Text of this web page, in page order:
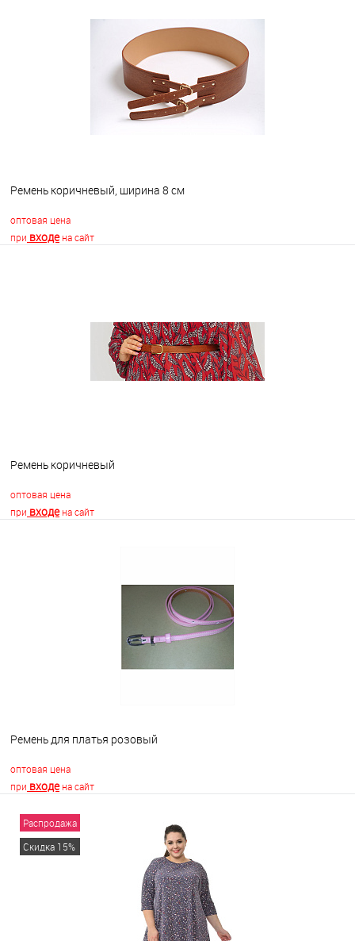
В наличии
Ремень коричневый, ширина 8 см
оптовая цена
при входена сайт
В наличии
Ремень коричневый
оптовая цена
при входена сайт
Недоступно
Ремень для платья розовый
оптовая цена
при входена сайт
В корзину
Распродажа
Скидка 15%